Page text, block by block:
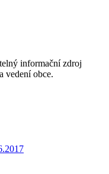
informační zdroj
vedení obce.